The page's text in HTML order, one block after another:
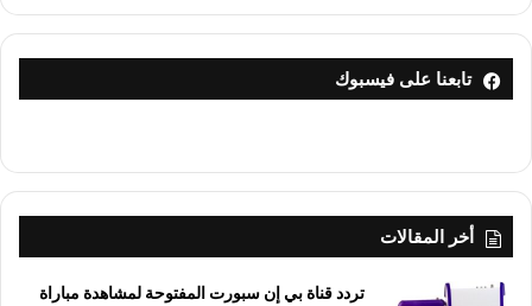
تابعنا على فيسبوك
أخر المقالات
تردد قناة بي إن سبورت المفتوحة لمشاهدة مباراة